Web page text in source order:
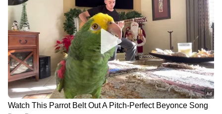
കടക്കുന്നതിന്റെ ദൃശ്യങ്ങൾ പുറത്ത്
'ഷിജിലിന്റെ കുടുംബം
ആവശ്യപ്പെടുന്ന 10
മത്സ്യത്തൊഴിലാളികളെ കൂടി
തെരച്ചിലിൽ ഉൾപ്പെടുത്തും'